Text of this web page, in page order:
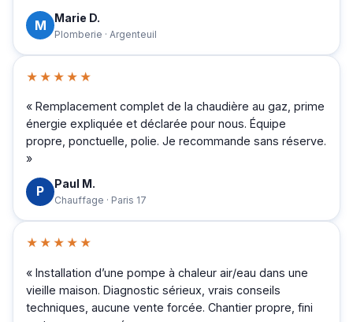
M Marie D.
Plomberie · Argenteuil
★★★★★
« Remplacement complet de la chaudière au gaz, prime
énergie expliquée et déclarée pour nous. Équipe
propre, ponctuelle, polie. Je recommande sans réserve.
»
P Paul M.
Chauffage · Paris 17
★★★★★
« Installation d’une pompe à chaleur air/eau dans une
vieille maison. Diagnostic sérieux, vrais conseils
techniques, aucune vente forcée. Chantier propre, fini